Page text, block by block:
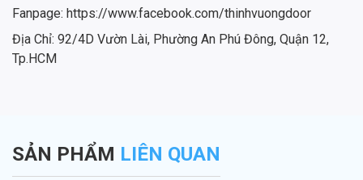
Fanpage: https://www.facebook.com/thinhvuongdoor
Địa Chỉ: 92/4D Vườn Lài, Phường An Phú Đông, Quận 12,
Tp.HCM
SẢN PHẨM LIÊN QUAN